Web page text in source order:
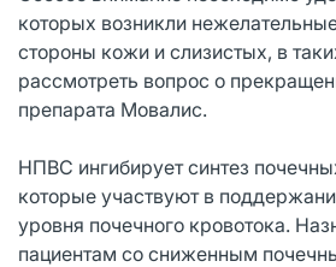
которых возникли
стороны кожи и слизистых, в
рассмотреть вопрос о
препарата Мовалис.
НПВС ингибирует синтез
которые участвуют в
уровня почечного кровотока.
пациентам со сниженным